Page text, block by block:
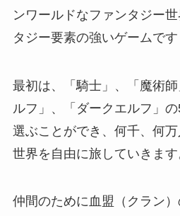
ンワールドなファンタジー
タジー要素の強いゲームです
最初は、
「騎士」、「魔術
ルフ」、「ダークエルフ」
選ぶことができ、何千、何
世界を自由に旅していきます
仲間のために血盟（クラン